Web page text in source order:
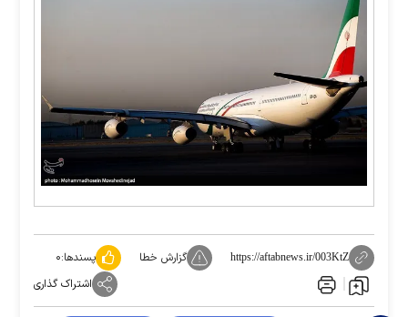
https://aftabnews.ir/003KtZ گزارش خطا پسندها:۰
اشتراک گذاری